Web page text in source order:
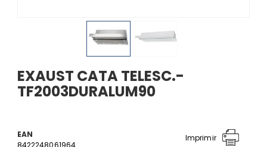
EXAUST CATA TELESC.-
TF2003DURALUM90
EAN
8422248061964
Imprimir